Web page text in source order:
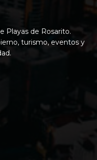
Playas de Rosarito.
turismo, eventos y